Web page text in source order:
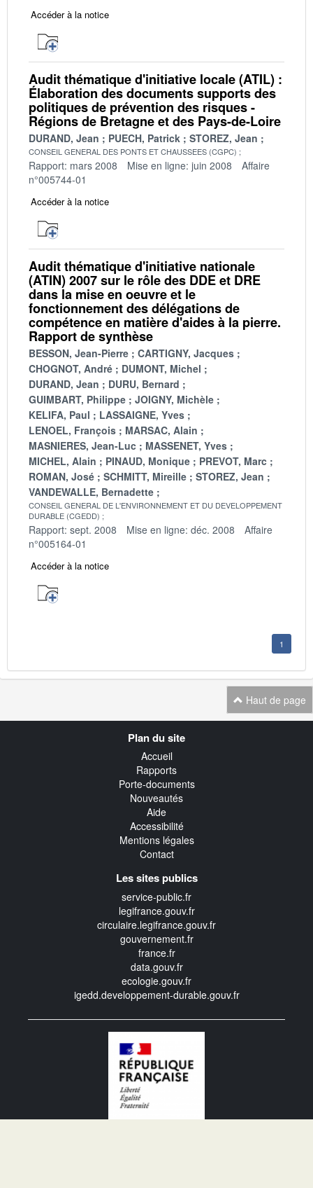
Accéder à la notice
Audit thématique d'initiative locale (ATIL) :
Élaboration des documents supports des
politiques de prévention des risques -
Régions de Bretagne et des Pays-de-Loire
DURAND, Jean PUECH, Patrick STOREZ, Jean
CONSEIL GENERAL DES PONTS ET CHAUSSEES (CGPC)
Rapport: mars 2008 Mise en ligne: juin 2008
Affaire
n°005744-01
Accéder à la notice
Audit thématique d'initiative nationale
(ATIN) 2007 sur le rôle des DDE et DRE
dans la mise en oeuvre et le
fonctionnement des délégations de
compétence en matière d'aides à la pierre.
Rapport de synthèse
BESSON, Jean-Pierre
CARTIGNY, Jacques
CHOGNOT, André
DUMONT, Michel
DURAND, Jean
DURU, Bernard
GUIMBART, Philippe
JOIGNY, Michèle
KELIFA, Paul
LASSAIGNE, Yves
LENOEL, François
MARSAC, Alain
MASNIERES, Jean-Luc
MASSENET, Yves
MICHEL, Alain
PINAUD, Monique
PREVOT, Marc
ROMAN, José
SCHMITT, Mireille
STOREZ, Jean
VANDEWALLE, Bernadette
CONSEIL GENERAL DE L'ENVIRONNEMENT ET DU DEVELOPPEMENT
DURABLE (CGEDD)
Rapport: sept. 2008 Mise en ligne: déc. 2008
Affaire
n°005164-01
Accéder à la notice
1
Haut de page
Plan du site
Accueil
Rapports
Porte-documents
Nouveautés
Aide
Accessibilité
Mentions légales
Contact
Les sites publics
service-public.fr
legifrance.gouv.fr
circulaire.legifrance.gouv.fr
gouvernement.fr
france.fr
data.gouv.fr
ecologie.gouv.fr
igedd.developpement-durable.gouv.fr